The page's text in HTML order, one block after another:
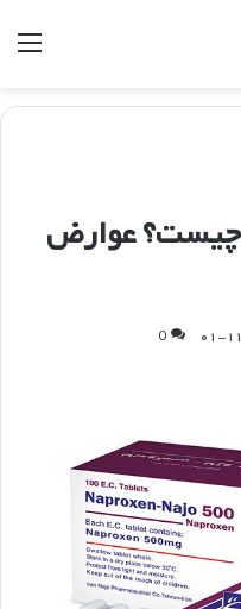
چیست؟ عوارض
0